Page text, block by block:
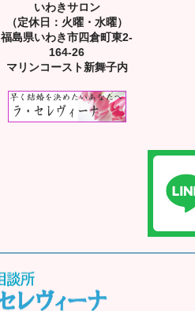
いわきサロン
（定休日：火曜・水曜）
福島県いわき市四倉町東2-
164-26
マリンコースト新舞子内